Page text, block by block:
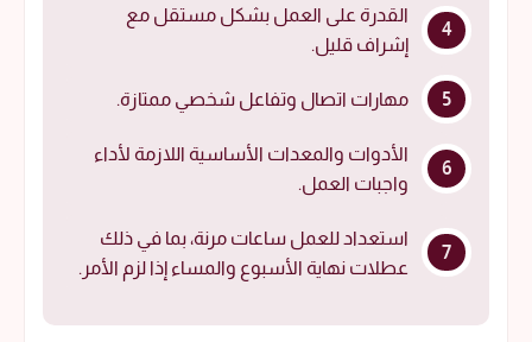
القدرة على العمل بشكل مستقل مع
إشراف قليل.
مهارات اتصال وتفاعل شخصي ممتازة.
الأدوات والمعدات الأساسية اللازمة لأداء
واجبات العمل.
استعداد للعمل ساعات مرنة، بما في ذلك
عطلات نهاية الأسبوع والمساء إذا لزم الأمر.